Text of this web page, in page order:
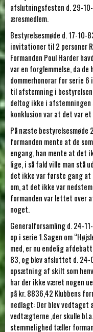
afslutningsfesten d. 29-
æresmedlem.
Bestyrelsesmøde d. 17-10-
invitationer til 2 personer
Formanden Poul Harder
var en forglemmelse, da
dommerhonorar for serie 6
til afstemning i
deltog ikke i afstemningen
konklusion var at det var
På næste bestyrelsesmøde
formanden mente at de
engang, han mente at det
lige, i så fald ville man stå
det ikke var første gang at
om, at det ikke var
formanden var lettet over
noget.
Generalforsamling d. 24-
op i serie 1.Sagen om
med, er nu endelig
83, og blev afsluttet d. 24-
opsætning af skilt som
har der ikke været nogen
på kr. 8836,42 Klubbens
nedlagt: Der blev
vedtægterne ,der skulle
stemmelighed tæller